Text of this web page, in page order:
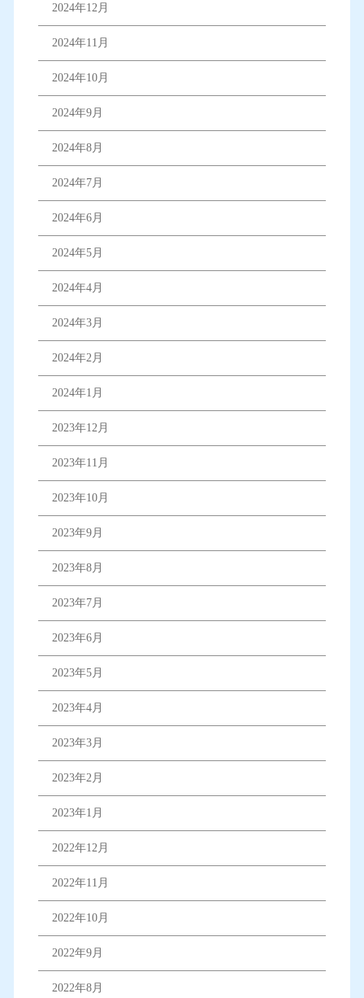
2024年12月
2024年11月
2024年10月
2024年9月
2024年8月
2024年7月
2024年6月
2024年5月
2024年4月
2024年3月
2024年2月
2024年1月
2023年12月
2023年11月
2023年10月
2023年9月
2023年8月
2023年7月
2023年6月
2023年5月
2023年4月
2023年3月
2023年2月
2023年1月
2022年12月
2022年11月
2022年10月
2022年9月
2022年8月